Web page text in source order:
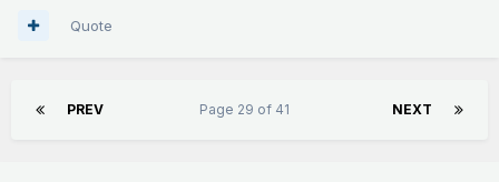
Quote
PREV NEXT
Page 29 of 41